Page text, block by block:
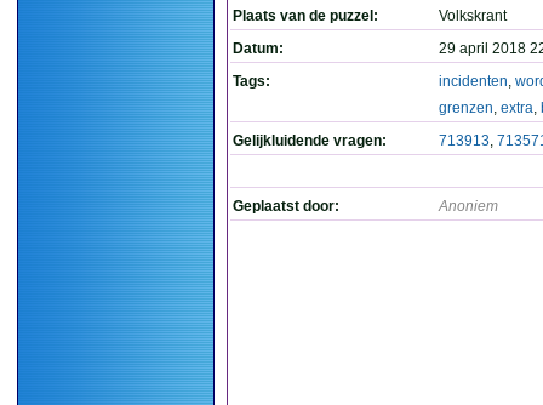
Plaats van de puzzel:
Volkskrant
Datum:
29 april 2018
Tags:
incidenten,
grenzen, extra,
Gelijkluidende vragen:
713913,
Geplaatst door: Anoniem